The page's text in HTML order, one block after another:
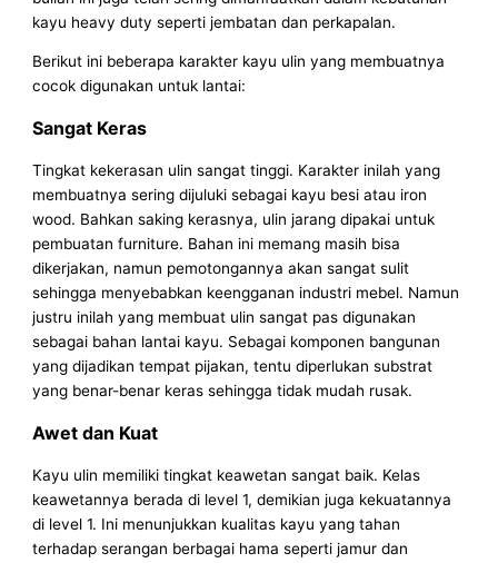
kayu heavy duty seperti jembatan dan perkapalan.
Berikut ini beberapa karakter kayu ulin yang membuatnya
cocok digunakan untuk lantai:
Sangat Keras
Tingkat kekerasan ulin sangat tinggi. Karakter inilah yang
membuatnya sering dijuluki sebagai kayu besi atau iron
wood. Bahkan saking kerasnya, ulin jarang dipakai untuk
pembuatan furniture. Bahan ini memang masih bisa
dikerjakan, namun pemotongannya akan sangat sulit
sehingga menyebabkan keengganan industri mebel. Namun
justru inilah yang membuat ulin sangat pas digunakan
sebagai bahan lantai kayu. Sebagai komponen bangunan
yang dijadikan tempat pijakan, tentu diperlukan substrat
yang benar-benar keras sehingga tidak mudah rusak.
Awet dan Kuat
Kayu ulin memiliki tingkat keawetan sangat baik. Kelas
keawetannya berada di level 1, demikian juga kekuatannya
di level 1. Ini menunjukkan kualitas kayu yang tahan
terhadap serangan berbagai hama seperti jamur dan